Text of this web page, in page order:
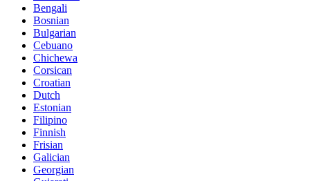
Bengali
Bosnian
Bulgarian
Cebuano
Chichewa
Corsican
Croatian
Dutch
Estonian
Filipino
Finnish
Frisian
Galician
Georgian